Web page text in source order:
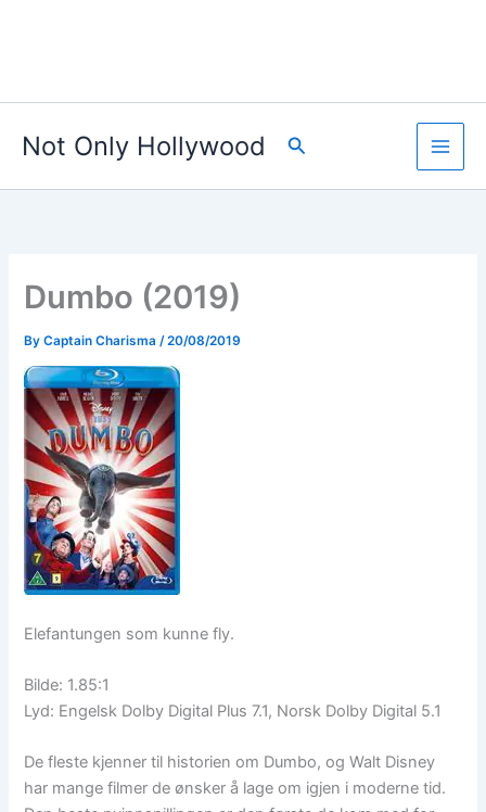
Not Only Hollywood Search
Dumbo (2019)
ByCaptain Charisma /20/08/2019
Elefantungen som kunne fly.
Bilde: 1.85:1
Lyd: Engelsk Dolby Digital Plus 7.1, Norsk Dolby Digital 5.1
De fleste kjenner til historien om Dumbo, og Walt Disney
har mange filmer de ønsker å lage om igjen i moderne tid.